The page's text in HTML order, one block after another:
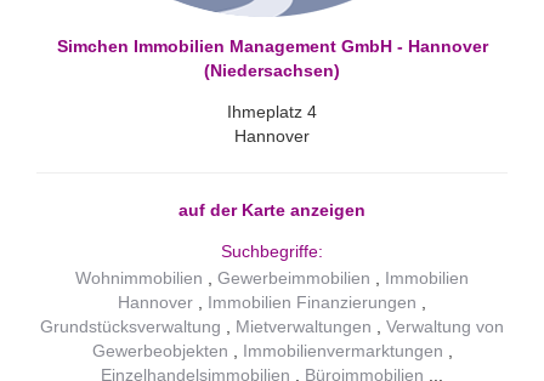
Simchen Immobilien Management GmbH - Hannover
(Niedersachsen)
Ihmeplatz 4
Hannover
auf der Karte anzeigen
Suchbegriffe:
Wohnimmobilien
Gewerbeimmobilien
Immobilien
Hannover
Immobilien Finanzierungen
Grundstücksverwaltung
Mietverwaltungen
Verwaltung von
Gewerbeobjekten
Immobilienvermarktungen
Einzelhandelsimmobilien
Büroimmobilien